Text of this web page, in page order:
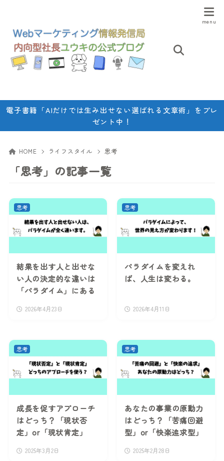
電子書籍「AIだけでは生み出せない選ばれる文章術」をプレ
ゼント中！
HOME ライフスタイル 思考
「思考」の記事一覧
結果を出す人と出せな
い人の決定的な違いは
「パラダイム」にある
2026年4月23日
思考
パラダイムを変えれ
ば、人生は変わる。
2026年4月11日
思考
成長を促すアプローチ
はどっち？「現状否
定」or「現状肯定」
2025年3月2日
思考
あなたの事業の原動力
はどっち？「苦痛回避
型」or「快楽追求型」
2025年2月28日
思考